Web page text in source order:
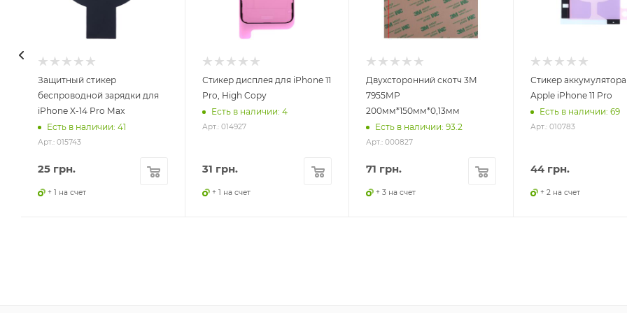
Защитный стикер
беспроводной зарядки для
iPhone X-14 Pro Max
Есть в наличии: 41
Арт.: 015743
25 грн.
+ 1 на счет
Стикер дисплея для iPhone 11
Pro, High Copy
Есть в наличии: 4
Арт.: 014927
31 грн.
+ 1 на счет
Двухсторонний скотч 3M
7955MP
200мм*150мм*0,13мм
Есть в наличии: 93.2
Арт.: 000827
71 грн.
+ 3 на счет
Стикер
Apple iPhone 11 Pro
Есть в наличии: 69
Арт.: 010783
44грн.
+ 2 на счет